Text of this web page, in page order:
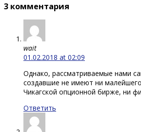
3 комментария
wait
01.02.2018 at 02:09
Однако, рассматриваемые нами
создавшие не имеют ни
Чикагской опционной бирже, ни
Ответить